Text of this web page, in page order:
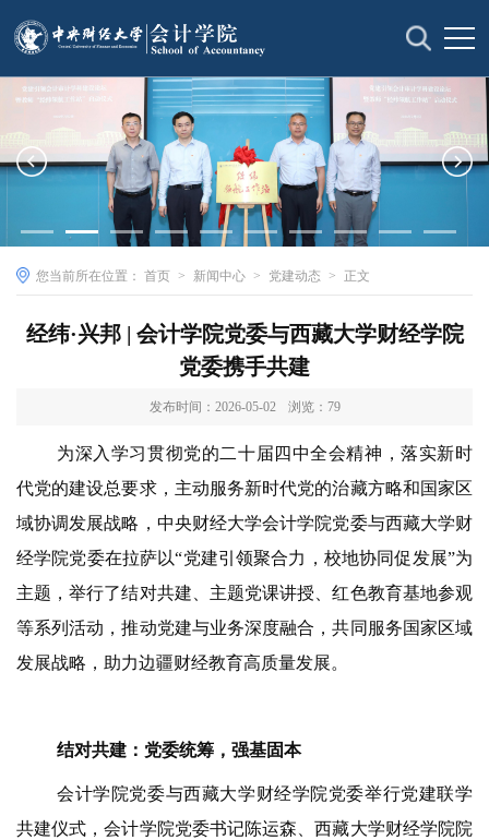
您当前所在位置： 首页 > 新闻中心 > 党建动态 > 正文
经纬·兴邦 | 会计学院党委与西藏大学财经学院
党委携手共建
发布时间：2026-05-02 浏览： 79
为深入学习贯彻党的二十届四中全会精神，落实新时
代党的建设总要求，主动服务新时代党的治藏方略和国家区
域协调发展战略，中央财经大学会计学院党委与西藏大学财
经学院党委在拉萨以“党建引领聚合力，校地协同促发展”为
主题，举行了结对共建、主题党课讲授、红色教育基地参观
等系列活动，推动党建与业务深度融合，共同服务国家区域
发展战略，助力边疆财经教育高质量发展。
结对共建：党委统筹，强基固本
会计学院党委与西藏大学财经学院党委举行党建联学
共建仪式，会计学院党委书记陈运森、西藏大学财经学院院